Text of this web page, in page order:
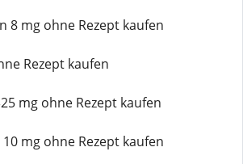
8 mg ohne Rezept kaufen
Rezept kaufen
mg ohne Rezept kaufen
mg ohne Rezept kaufen